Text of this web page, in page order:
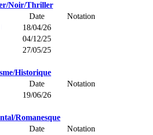
Noir/Thriller
Date
Notation
18/04/26
04/12/25
27/05/25
Historique
Date
Notation
19/06/26
Romanesque
Date
Notation